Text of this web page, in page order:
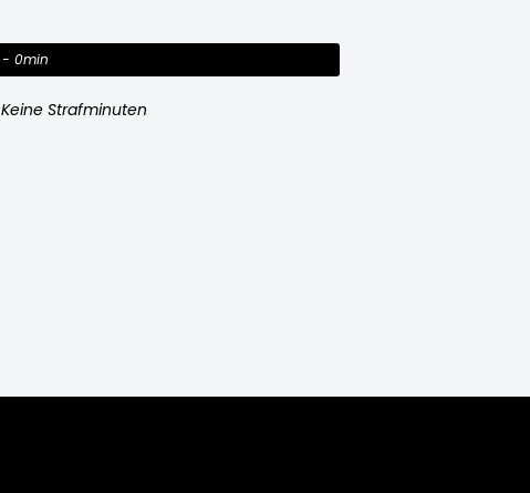
0min
Keine Strafminuten